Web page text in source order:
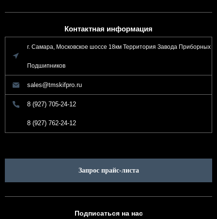
Контактная информация
г. Самара, Московское шоссе 18км Территория Завода Приборных
Подшипников
sales@tmskifpro.ru
8 (927) 705-24-12
8 (927) 762-24-12
Запрос прайс-листа
Подписаться на нас